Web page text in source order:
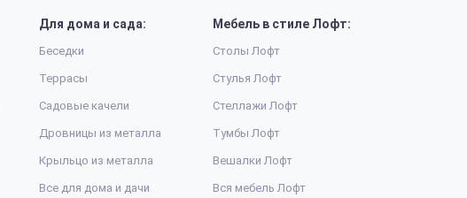
Для дома и сада:
Беседки
Террасы
Садовые качели
Дровницы из металла
Крыльцо из металла
Все для дома и дачи
Мебель в стиле Лофт:
Столы Лофт
Стулья Лофт
Стеллажи Лофт
Тумбы Лофт
Вешалки Лофт
Вся мебель Лофт